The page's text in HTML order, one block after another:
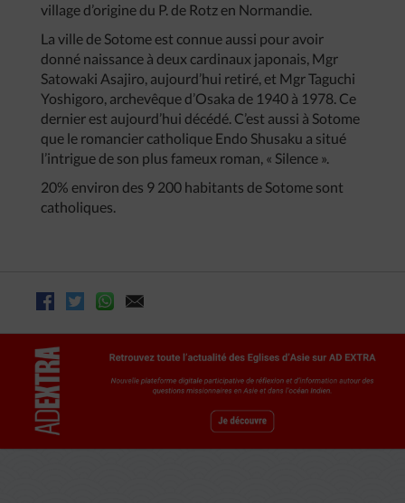
village d’origine du P. de Rotz en Normandie.
La ville de Sotome est connue aussi pour avoir
donné naissance à deux cardinaux japonais, Mgr
Satowaki Asajiro, aujourd’hui retiré, et Mgr Taguchi
Yoshigoro, archevêque d’Osaka de 1940 à 1978. Ce
dernier est aujourd’hui décédé. C’est aussi à Sotome
que le romancier catholique Endo Shusaku a situé
l’intrigue de son plus fameux roman, « Silence ».
20% environ des 9 200 habitants de Sotome sont
catholiques.